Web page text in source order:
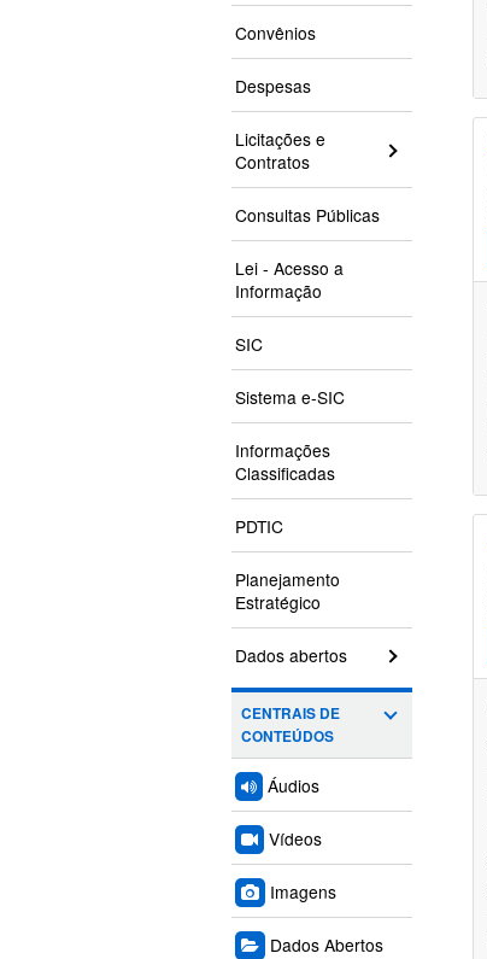
Convênios
Despesas
Licitações e
Contratos
Consultas Públicas
Lei - Acesso a
Informação
SIC
Sistema e-SIC
Informações
Classificadas
PDTIC
Planejamento
Estratégico
Dados abertos
CENTRAIS DE
CONTEÚDOS
Áudios
Vídeos
Imagens
Dados Abertos